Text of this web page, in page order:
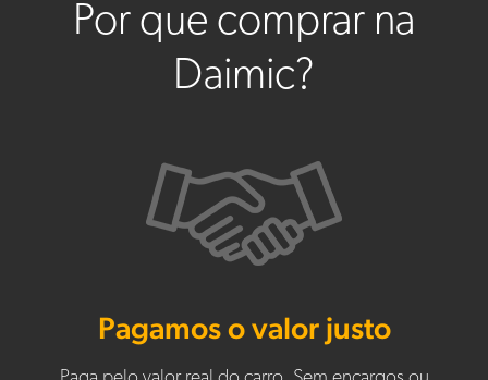
Por que comprar na
Daimic?
Pagamos o valor justo